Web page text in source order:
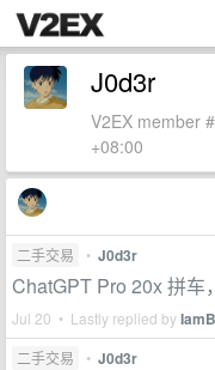
J0d3r
V2EX member
+08:00
二手交易 • J0d3r
ChatGPT Pro 20x 拼车
Jul 20 • Lastly replied by
二手交易 • J0d3r